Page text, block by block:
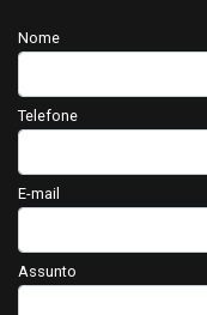
Nome
Telefone
E-mail
Assunto